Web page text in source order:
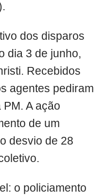
dos disparos
dia 3 de junho,
Recebidos
agentes pediram
A ação
de um
desvio de 28
o policiamento